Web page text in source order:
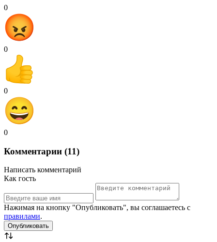
0
0
0
0
Комментарии (11)
Написать комментарий
Как гость
Нажимая на кнопку "Опубликовать", вы соглашаетесь с
правилами.